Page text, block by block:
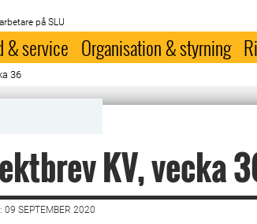
på SLU
& service Organisation & styrning
36
KV, vecka
09 SEPTEMBER 2020